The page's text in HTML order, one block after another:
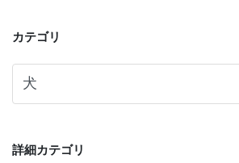
カテゴリ
詳細カテゴリ